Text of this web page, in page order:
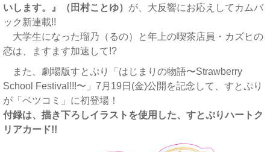
いします。』（田村ことゆ） が、大反響にお応えしてカムバ
ック新連載!!
大学生になった瑠乃（るの）と年上の喫茶店員・カズヒの
恋は、ますます加速して!?
また、劇場版すとぷり「はじまりの物語〜Strawberry
School Festival!!!〜」7月19日(金)公開を記念して、すとぷり
が「ベツコミ」に初登場！
付録は、描き下ろしイラストを使用した、すとぷりハートク
リアカード!!